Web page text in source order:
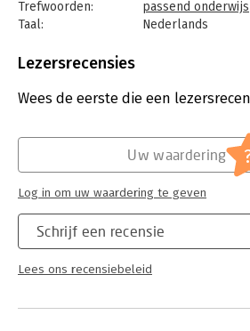
passend onderwijs elkaar opvolgen.
Verouderde bronnen zijn verwijderd,
toegevoegd.
Net als in de vorige drukken is er in
handelingsgericht werken, preventie
ouderbetrokkenheid, en komen er
en strategieën voor leraren aan bod.
Trefwoorden:
passend onderwijs
Taal:
Nederlands
Aantal pagina's:
Druk:
13
Non-fictie
Lezersrecensies
Wees de eerste die een
Schrijf een recensie
Lees ons recensiebeleid
Uw waardering
Log in om uw waardering te geven